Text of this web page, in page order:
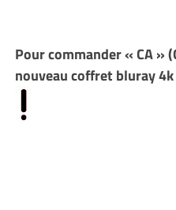
Pour commander « CA »
nouveau coffret bluray